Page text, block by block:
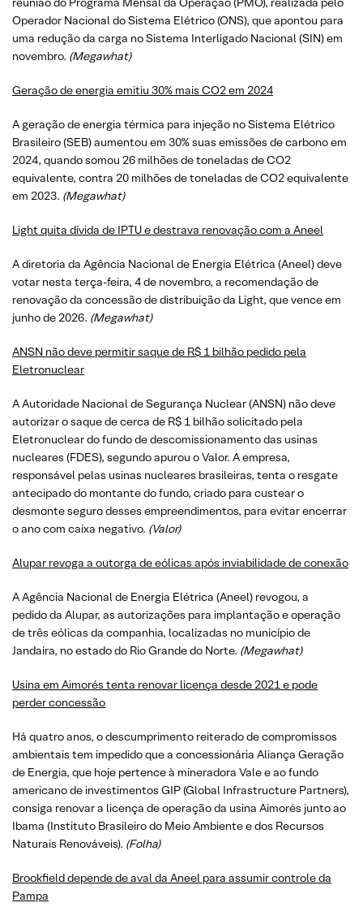
Operador Nacional do Sistema Elétrico (ONS), que apontou para
uma redução da carga no Sistema Interligado Nacional (SIN) em
novembro. (Megawhat)
Geração de energia emitiu 30% mais CO2 em 2024
A geração de energia térmica para injeção no Sistema Elétrico
Brasileiro (SEB) aumentou em 30% suas emissões de carbono em
2024, quando somou 26 milhões de toneladas de CO2
equivalente, contra 20 milhões de toneladas de CO2 equivalente
em 2023. (Megawhat)
Light quita dívida de IPTU e destrava renovação com a Aneel
A diretoria da Agência Nacional de Energia Elétrica (Aneel) deve
votar nesta terça-feira, 4 de novembro, a recomendação de
renovação da concessão de distribuição da Light, que vence em
junho de 2026. (Megawhat)
ANSN não deve permitir saque de R$ 1 bilhão pedido pela
Eletronuclear
A Autoridade Nacional de Segurança Nuclear (ANSN) não deve
autorizar o saque de cerca de R$ 1 bilhão solicitado pela
Eletronuclear do fundo de descomissionamento das usinas
nucleares (FDES), segundo apurou o Valor. A empresa,
responsável pelas usinas nucleares brasileiras, tenta o resgate
antecipado do montante do fundo, criado para custear o
desmonte seguro desses empreendimentos, para evitar encerrar
o ano com caixa negativo. (Valor)
Alupar revoga a outorga de eólicas após inviabilidade de conexão
A Agência Nacional de Energia Elétrica (Aneel) revogou, a
pedido da Alupar, as autorizações para implantação e operação
de três eólicas da companhia, localizadas no município de
Jandaíra, no estado do Rio Grande do Norte. (Megawhat)
Usina em Aimorés tenta renovar licença desde 2021 e pode
perder concessão
Há quatro anos, o descumprimento reiterado de compromissos
ambientais tem impedido que a concessionária Aliança Geração
de Energia, que hoje pertence à mineradora Vale e ao fundo
americano de investimentos GIP (Global Infrastructure Partners),
consiga renovar a licença de operação da usina Aimorés junto ao
Ibama (Instituto Brasileiro do Meio Ambiente e dos Recursos
Naturais Renováveis). (Folha)
Brookfield depende de aval da Aneel para assumir controle da
Pampa